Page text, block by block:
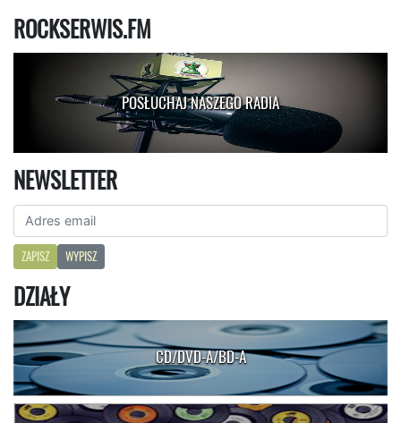
ROCKSERWIS.FM
POSŁUCHAJ NASZEGO RADIA
NEWSLETTER
ZAPISZ WYPISZ
DZIAŁY
CD/DVD-A/BD-A